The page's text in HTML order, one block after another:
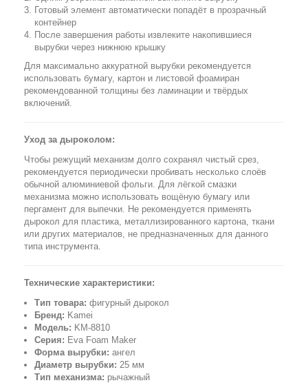
Готовый элемент автоматически попадёт в прозрачный
контейнер
После завершения работы извлеките накопившиеся
вырубки через нижнюю крышку
Для максимально аккуратной вырубки рекомендуется
использовать бумагу, картон и листовой фоамиран
рекомендованной толщины без ламинации и твёрдых
включений.
Уход за дыроколом:
Чтобы режущий механизм долго сохранял чистый срез,
рекомендуется периодически пробивать несколько слоёв
обычной алюминиевой фольги. Для лёгкой смазки
механизма можно использовать вощёную бумагу или
пергамент для выпечки. Не рекомендуется применять
дырокол для пластика, металлизированного картона, ткани
или других материалов, не предназначенных для данного
типа инструмента.
Технические характеристики:
Тип товара: фигурный дырокол
Бренд: Kamei
Модель: KM-8810
Серия: Eva Foam Maker
Форма вырубки: ангел
Диаметр вырубки: 25 мм
Тип механизма: рычажный